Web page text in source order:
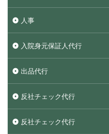
人事
入院身元保証人代行
出品代行
反社チェック代行
反社チェック代行